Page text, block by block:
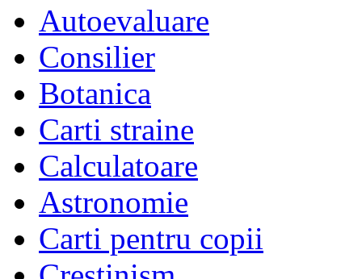
Autoevaluare
Consilier
Botanica
Carti straine
Calculatoare
Astronomie
Carti pentru copii